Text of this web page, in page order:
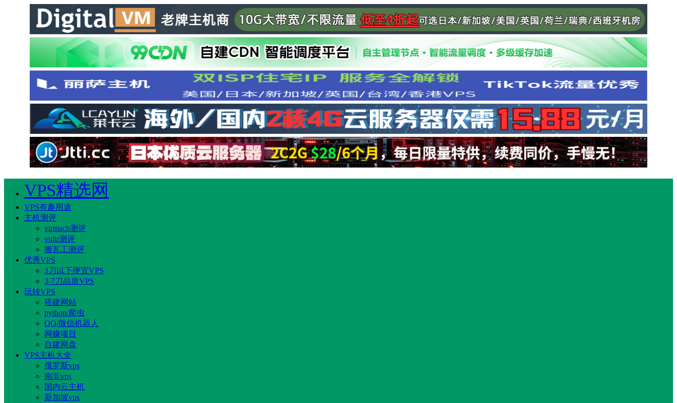
VPS精选网
VPS有趣用途
主机测评
virmach测评
vultr测评
搬瓦工测评
优秀VPS
3刀以下便宜VPS
3-7刀品质VPS
玩转VPS
搭建网站
python/爬虫
QQ/微信机器人
网赚项目
自建网盘
VPS主机大全
俄罗斯vps
南非vps
国内云主机
新加坡vps